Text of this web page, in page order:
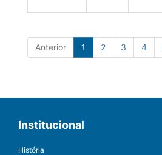
Anterior 1 2 3 4
Institucional
História